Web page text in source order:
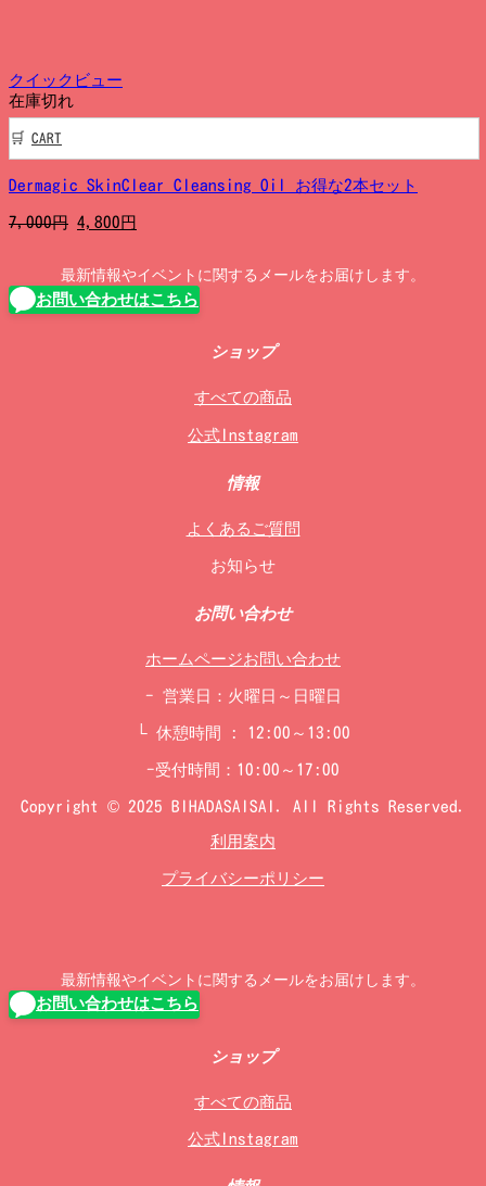
クイックビュー
在庫切れ
CART
Dermagic SkinClear Cleansing Oil お得な2本セット
7,000円 元
格
は
4,800 円
価
格
最新情報やイベントに関するメールをお届けします。
お問い合わせはこちら
ショップ
すべての商品
公式Instagram
情報
よくあるご質問
お知らせ
お問い合わせ
ホームページお問い合わせ
- 営業日：火曜日～日曜日
└ 休憩時間 : 12:00～13:00
-受付時間：10:00～17:00
Copyright © 2025 BIHADASAISAI. All Rights Reserved.
利用案内
プライバシーポリシー
最新情報やイベントに関するメールをお届けします。
お問い合わせはこちら
ショップ
すべての商品
公式Instagram